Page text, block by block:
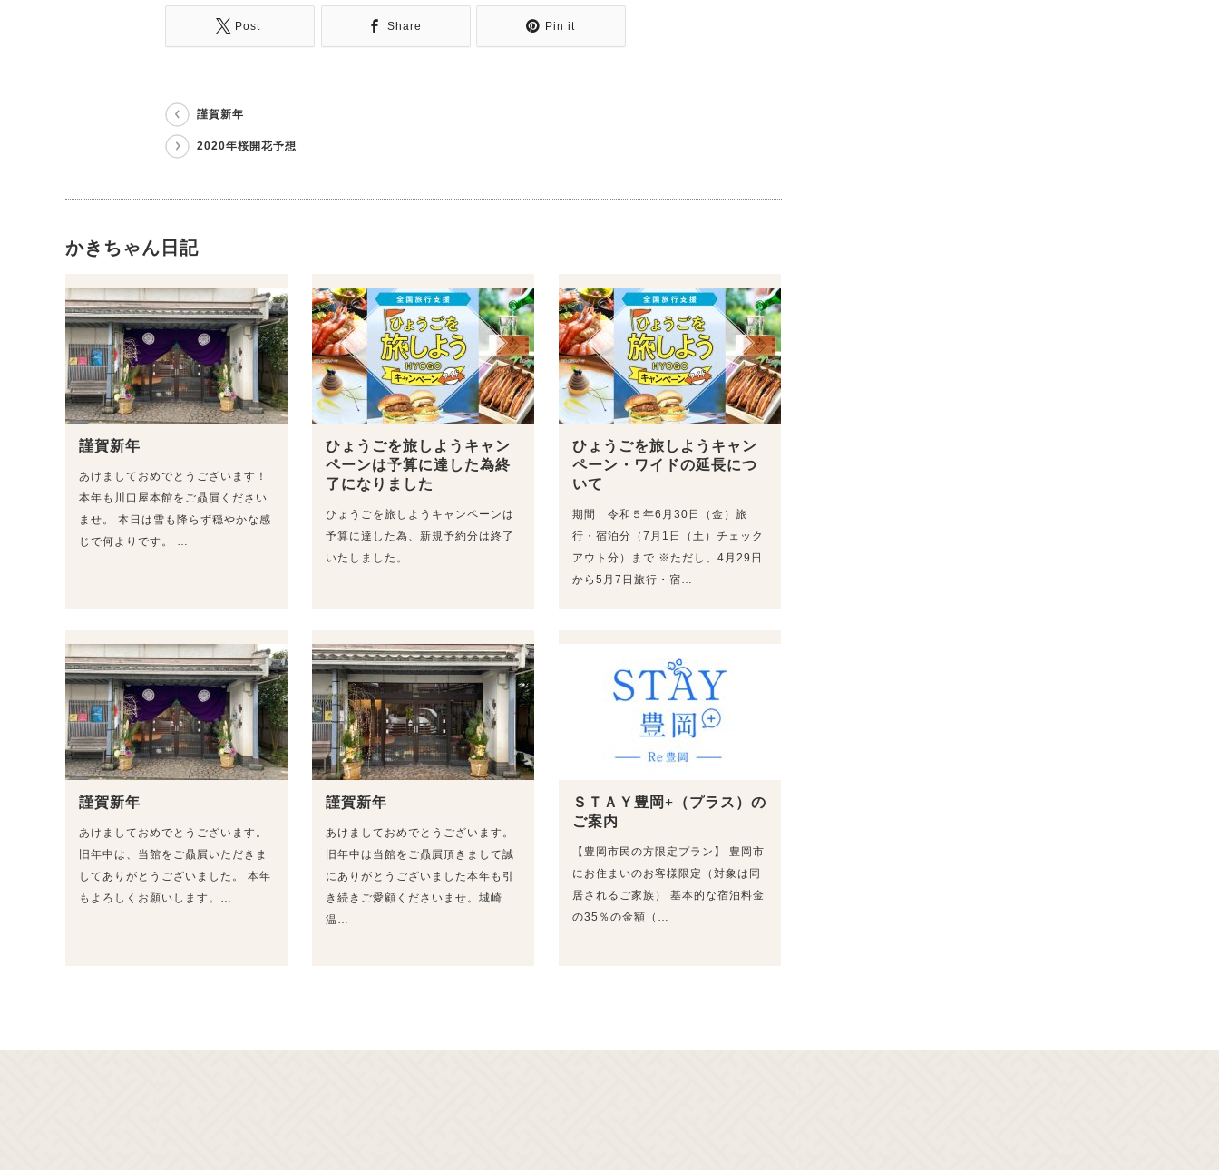
Post Share Pin it
謹賀新年
2020年桜開花予想
かきちゃん日記
謹賀新年
あけましておめでとうございます！
本年も川口屋本館をご贔屓ください
ませ。 本日は雪も降らず穏やかな感
じで何よりです。 …
ひょうごを旅しようキャン
ペーンは予算に達した為終
了になりました
ひょうごを旅しようキャンペーンは
予算に達した為、新規予約分は終了
いたしました。 …
ひょうごを旅しようキャン
ペーン・ワイドの延長につ
いて
期間 令和５年6月30日（金）旅
行・宿泊分（7月1日（土）チェック
アウト分）まで ※ただし、4月29日
から5月7日旅行・宿…
謹賀新年
あけましておめでとうございます。
旧年中は、当館をご贔屓いただきま
してありがとうございました。 本年
もよろしくお願いします。…
謹賀新年
あけましておめでとうございます。
旧年中は当館をご贔屓頂きまして誠
にありがとうございました本年も引
き続きご愛顧くださいませ。城崎
温…
ＳＴＡＹ豊岡+（プラス）の
ご案内
【豊岡市民の方限定プラン】 豊岡市
にお住まいのお客様限定（対象は同
居されるご家族） 基本的な宿泊料金
の35％の金額（…